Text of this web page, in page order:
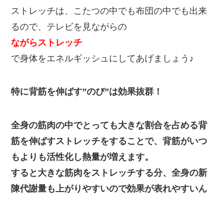
ストレッチは、こたつの中でも布団の中でも出来
るので、テレビを見ながらの
ながらストレッチ
で身体をエネルギッシュにしてあげましょう♪
特に背筋を伸ばす”のび”は効果抜群！
全身の筋肉の中でとっても大きな割合を占める背
筋を伸ばすストレッチをすることで、背筋がいつ
もよりも活性化し熱量が増えます。
すると大きな筋肉をストレッチする分、全身の新
陳代謝量も上がりやすいので効果が表れやすいん